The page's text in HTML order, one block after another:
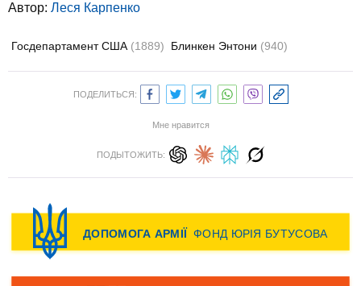
Автор: Леся Карпенко
Госдепартамент США (1889) Блинкен Энтони (940)
ПОДЕЛИТЬСЯ:
Мне нравится
ПОДЫТОЖИТЬ: